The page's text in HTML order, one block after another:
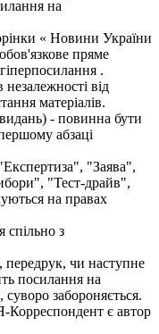
на
« Новини України
пряме
.
від
матеріалів.
- повинна бути
абзаці
"Заява",
"Тест-драйв",
на правах
спільно з
передрук, чи наступне
посилання на
забороняється.
Корреспондент є автор